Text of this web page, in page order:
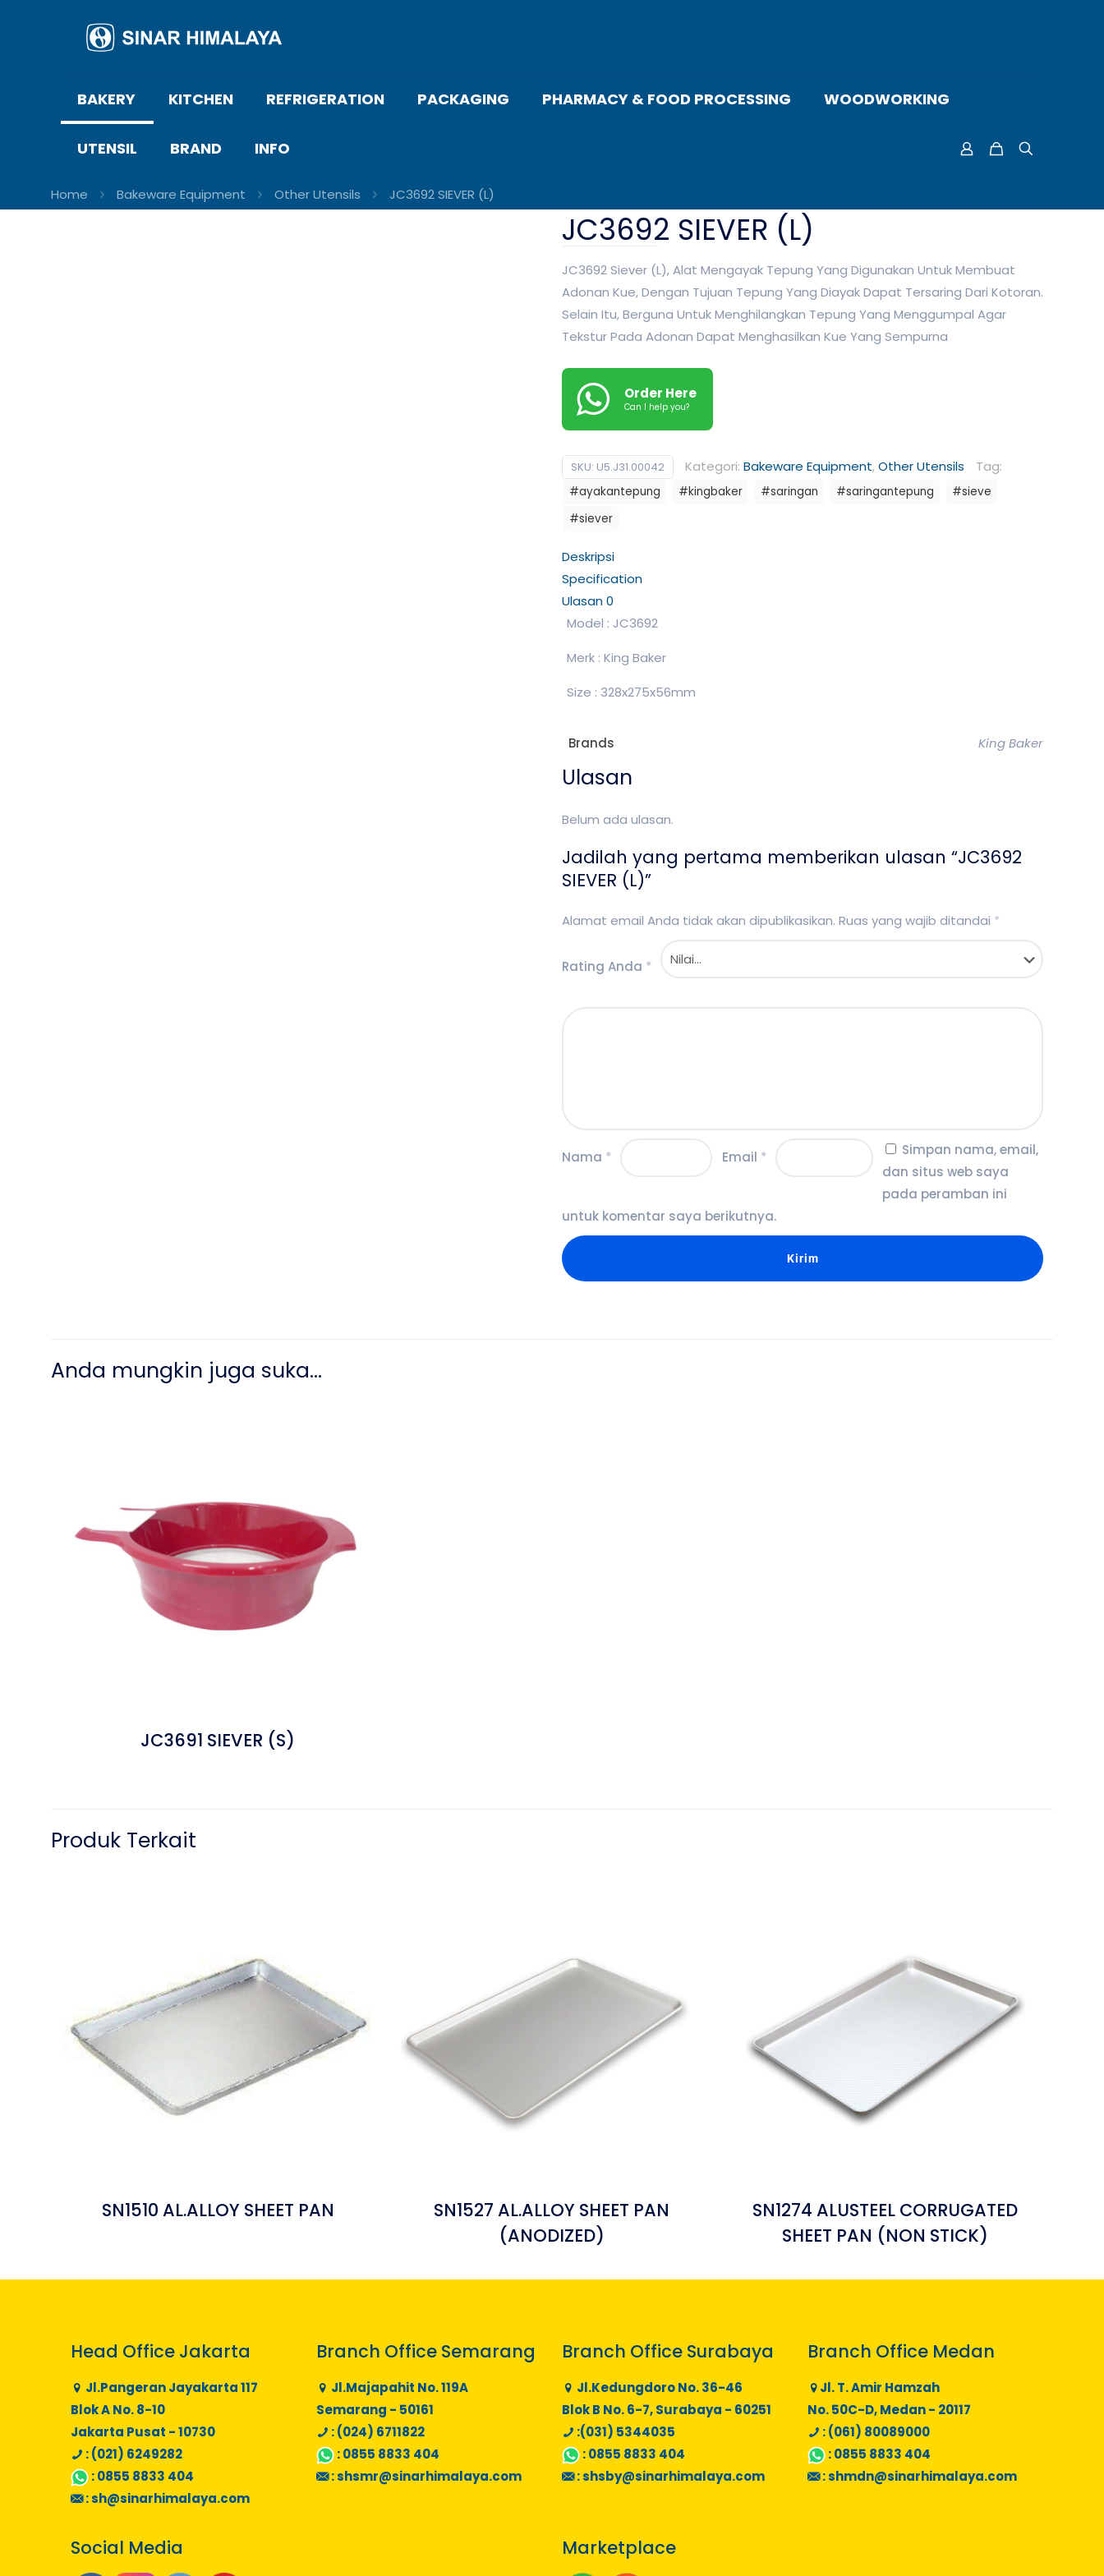
BAKERY KITCHEN REFRIGERATION PACKAGING PHARMACY & FOOD PROCESSING WOODWORKING
UTENSIL BRAND INFO
Home Bakeware Equipment Other Utensils JC3692 SIEVER (L)
JC3692 SIEVER (L)
JC3692 Siever (L), Alat Mengayak Tepung Yang Digunakan Untuk Membuat
Adonan Kue, Dengan Tujuan Tepung Yang Diayak Dapat Tersaring Dari Kotoran.
Selain Itu, Berguna Untuk Menghilangkan Tepung Yang Menggumpal Agar
Tekstur Pada Adonan Dapat Menghasilkan Kue Yang Sempurna
Order Here
Can I help you?
SKU: U5.J31.00042 Kategori: Bakeware Equipment,Other Utensils Tag:
#ayakantepung #kingbaker #saringan #saringantepung
#sieve
#siever
Deskripsi
Specification
Ulasan0
Model : JC3692
Merk : King Baker
Size : 328x275x56mm
Brands King Baker
Ulasan
Belum ada ulasan.
Jadilah yang pertama memberikan ulasan “JC3692
SIEVER (L)”
Alamat email Anda tidak akan dipublikasikan. Ruas yang wajib ditandai *
Rating Anda *
Nama * Email *
Simpan nama, email,
dan situs web saya
pada peramban ini
untuk komentar saya berikutnya.
Anda mungkin juga suka…
JC3691 SIEVER (S)
Produk Terkait
SN1510 AL.ALLOY SHEET PAN
SN1527 AL.ALLOY SHEET PAN
(ANODIZED)
SN1274 ALUSTEEL CORRUGATED
SHEET PAN (NON STICK)
Head Office Jakarta
Jl.Pangeran Jayakarta 117
Blok A No. 8-10
Jakarta Pusat - 10730
: (021) 6249282
:0855 8833 404
:sh@sinarhimalaya.com
Branch Office Semarang
Jl.Majapahit No. 119A
Semarang - 50161
: (024) 6711822
:0855 8833 404
:shsmr@sinarhimalaya.com
Branch Office Surabaya
Jl.Kedungdoro No. 36-46
Blok B No. 6-7, Surabaya - 60251
:(031) 5344035
:0855 8833 404
:shsby@sinarhimalaya.com
Branch Office Medan
Jl. T. Amir Hamzah
No. 50C-D, Medan - 20117
: (061) 80089000
:0855 8833 404
:shmdn@sinarhimalaya.com
Social Media Marketplace